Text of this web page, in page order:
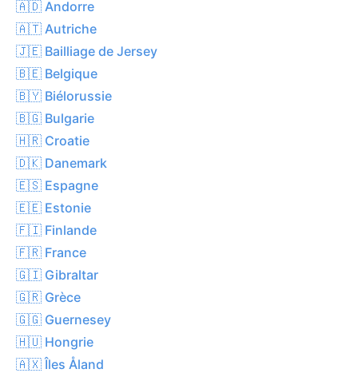
🇦🇩 Andorre
🇦🇹 Autriche
🇯🇪 Bailliage de Jersey
🇧🇪 Belgique
🇧🇾 Biélorussie
🇧🇬 Bulgarie
🇭🇷 Croatie
🇩🇰 Danemark
🇪🇸 Espagne
🇪🇪 Estonie
🇫🇮 Finlande
🇫🇷 France
🇬🇮 Gibraltar
🇬🇷 Grèce
🇬🇬 Guernesey
🇭🇺 Hongrie
🇦🇽 Îles Åland